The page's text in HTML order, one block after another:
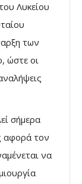
Λυκείου
των
ώστε οι
σήμερα
αφορά τον
να